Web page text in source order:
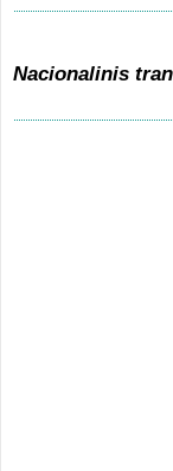
Nacionalinis